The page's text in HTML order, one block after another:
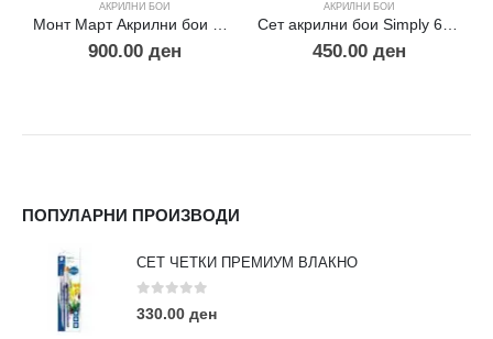
АКРИЛНИ БОИ
Монт Март Акрилни бои – Металик сет 8×18мл
900.00 ден
АКРИЛНИ БОИ
Сет акрилни бои Simply 6×12мл.
450.00 ден
ПОПУЛАРНИ ПРОИЗВОДИ
СЕТ ЧЕТКИ ПРЕМИУМ ВЛАКНО
0 out of 5
330.00 ден